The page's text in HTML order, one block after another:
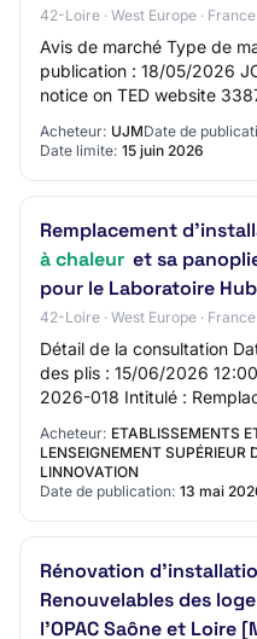
42-Loire · West Europe · France
Avis de marché Type de
publication : 18/05/2026
notice on TED website
concurre…
Acheteur: UJMDate de
Date limite: 15 juin 2026
Remplacement
à chaleur et sa
pour le Laboratoire
42-Loire · West Europe · France
Détail de la consultation
des plis : 15/06/2026
2026-018 Intitulé :
Acheteur: ETABLISSEMENTS
LENSEIGNEMENT SUPÉRIEUR
LINNOVATION
Date de publication: 13 mai
Rénovation
Renouvelables des
l’OPAC Saône et